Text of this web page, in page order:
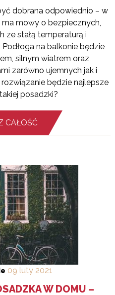
dobrana odpowiednio – w
ma mowy o bezpiecznych,
ze stałą temperaturą i
na balkonie będzie
silnym wiatrem oraz
zarówno ujemnych jak i
będzie najlepsze
posadzki?
CAŁOŚĆ
09 luty 2021
W DOMU –